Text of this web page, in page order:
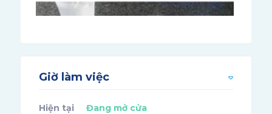
Giờ làm việc
Hiện tại Đang mở cửa